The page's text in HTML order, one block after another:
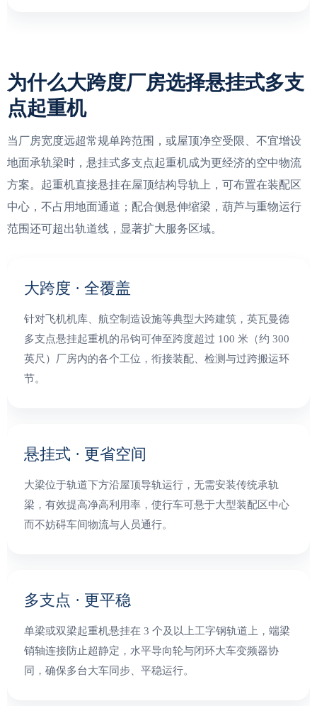
为什么大跨度厂房选择悬挂式多支
点起重机
当厂房宽度远超常规单跨范围，或屋顶净空受限、不宜增设
地面承轨梁时，悬挂式多支点起重机成为更经济的空中物流
方案。起重机直接悬挂在屋顶结构导轨上，可布置在装配区
中心，不占用地面通道；配合侧悬伸缩梁，葫芦与重物运行
范围还可超出轨道线，显著扩大服务区域。
大跨度 · 全覆盖
针对飞机机库、航空制造设施等典型大跨建筑，英瓦曼德
多支点悬挂起重机的吊钩可伸至跨度超过 100 米（约 300
英尺）厂房内的各个工位，衔接装配、检测与过跨搬运环
节。
悬挂式 · 更省空间
大梁位于轨道下方沿屋顶导轨运行，无需安装传统承轨
梁，有效提高净高利用率，使行车可悬于大型装配区中心
而不妨碍车间物流与人员通行。
多支点 · 更平稳
单梁或双梁起重机悬挂在 3 个及以上工字钢轨道上，端梁
销轴连接防止超静定，水平导向轮与闭环大车变频器协
同，确保多台大车同步、平稳运行。